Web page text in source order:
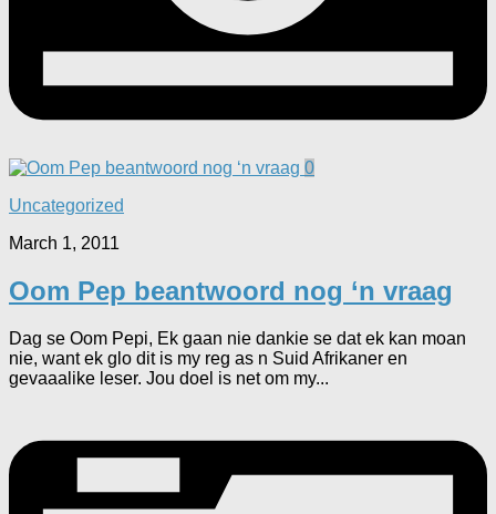
0
Uncategorized
March 1, 2011
Oom Pep beantwoord nog ‘n vraag
Dag se Oom Pepi, Ek gaan nie dankie se dat ek kan moan
nie, want ek glo dit is my reg as n Suid Afrikaner en
gevaaalike leser. Jou doel is net om my...